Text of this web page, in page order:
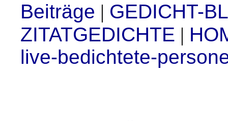
Beiträge | GEDICHT-
ZITATGEDICHTE |
live-bedichtete-